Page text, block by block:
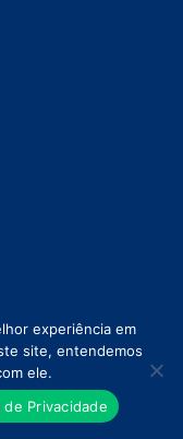
experiência em
site, entendemos
ele.
de Privacidade